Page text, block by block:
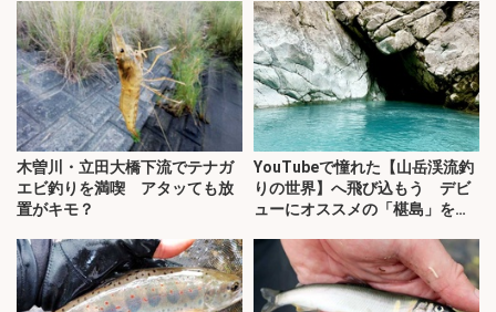
木曽川・立田大橋下流でテナガ
エビ釣りを満喫 アタッても放
置がキモ？
YouTubeで憧れた【山岳渓流釣
りの世界】へ飛び込もう デビ
ューにオススメの「椹島」を紹